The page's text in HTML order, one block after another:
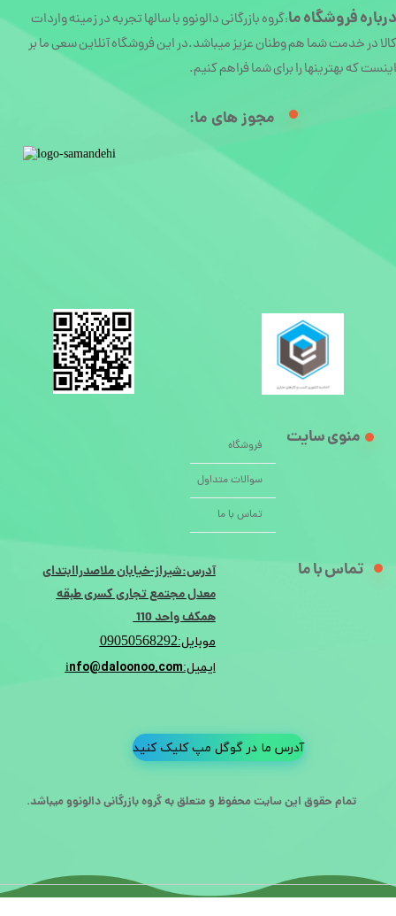
تمام حقوق این سایت محفوظ و متعلق به گروه بازرگانی دالونوو میباشد.
دربارهفروشگاه ما:گروه بازرگانی دالونوو با سالها تجربه در زمینه واردات
کالا در خدمت شما هم وطنان عزیز میباشد.در این فروشگاه آنلاین سعی ما بر
اینست که بهترینها را برای شما فراهم کنیم.
فروشگاه
سوالات متداول
تماس با ما
منوی سایت
تماس با ما
آدرس:شیراز-خیابان ملاصدراابتدای
معدل مجتمع تجاری کسری طبقه
همکف واحد 110
موبایل:09050568292
ایمیل:info@daloonoo.com
مجوز های ما:​
آدرس ما در گوگل مپ کلیک کنید